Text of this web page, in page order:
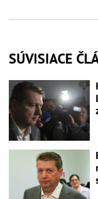
SÚVISIACE